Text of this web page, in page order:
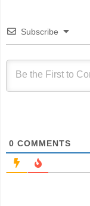
Subscribe
0 COMMENTS